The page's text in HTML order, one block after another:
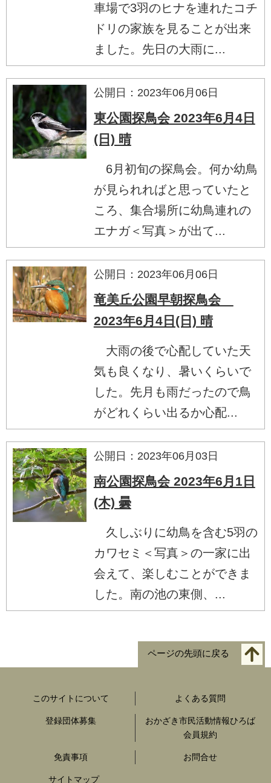
車場で3羽のヒナを連れたコチ
ドリの家族を見ることが出来
ました。先日の大雨に...
公開日：2023年06月06日
東公園探鳥会 2023年6月4日
(日) 晴
6月初旬の探鳥会。何か幼鳥
が見られればと思っていたと
ころ、集合場所に幼鳥連れの
エナガ＜写真＞が出て...
公開日：2023年06月06日
竜美丘公園早朝探鳥会
2023年6月4日(日) 晴
大雨の後で心配していた天
気も良くなり、暑いくらいで
した。先月も雨だったので鳥
がどれくらい出るか心配...
公開日：2023年06月03日
南公園探鳥会 2023年6月1日
(木) 曇
久しぶりに幼鳥を含む5羽の
カワセミ＜写真＞の一家に出
会えて、楽しむことができま
した。南の池の東側、...
ページの先頭に戻る
このサイトについて よくある質問
登録団体募集
おかざき市民活動情報ひろば
会員規約
免責事項 お問合せ
サイトマップ